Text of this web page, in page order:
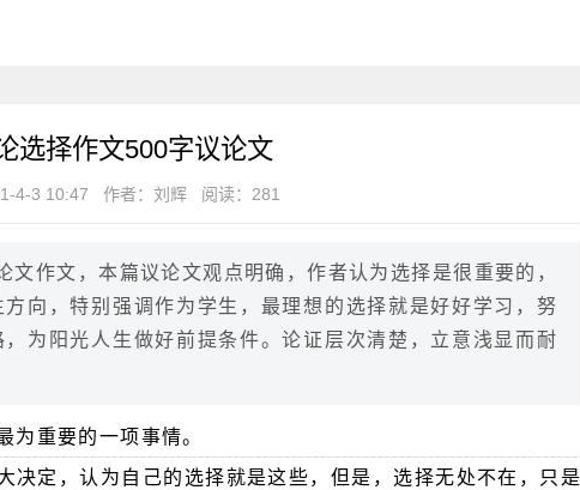
选择作文500字议论文
4-3 10:47 作者：刘辉 阅读：281
文作文，本篇议论文观点明确，作者认为选择是很重要的，
向，特别强调作为学生，最理想的选择就是好好学习，努
为阳光人生做好前提条件。论证层次清楚，立意浅显而耐
为重要的一项事情。
决定，认为自己的选择就是这些，但是，选择无处不在，只是